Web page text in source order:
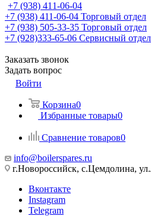
+7 (938) 411-06-04
+7 (938) 411-06-04 Торговый отдел
+7 (938) 505-33-35 Торговый отдел
+7 (928)333-65-06 Сервисный отдел
Заказать звонок
Задать вопрос
Войти
Корзина0
Избранные товары0
Сравнение товаров0
info@boilerspares.ru
г.Новороссийск, с.Цемдолина,
Вконтакте
Instagram
Telegram